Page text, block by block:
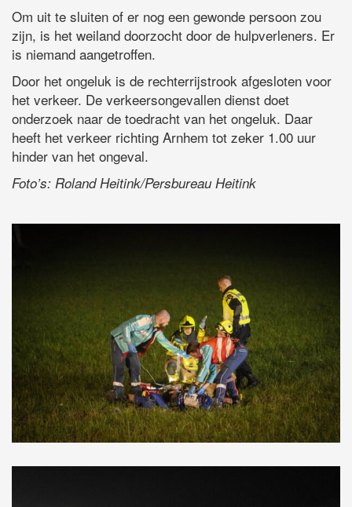
Om uit te sluiten of er nog een gewonde persoon zou
zijn, is het weiland doorzocht door de hulpverleners. Er
is niemand aangetroffen.
Door het ongeluk is de rechterrijstrook afgesloten voor
het verkeer. De verkeersongevallen dienst doet
onderzoek naar de toedracht van het ongeluk. Daar
heeft het verkeer richting Arnhem tot zeker 1.00 uur
hinder van het ongeval.
Foto’s: Roland Heitink/Persbureau Heitink